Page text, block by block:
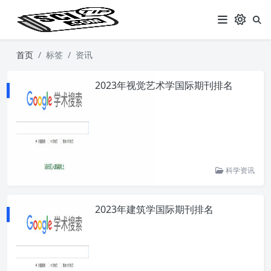
首页 标签 资讯
2023年视觉艺术学国际期刊排名
科学资讯
2023年建筑学国际期刊排名